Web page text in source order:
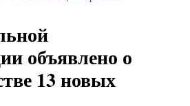
объявлено о
13 новых